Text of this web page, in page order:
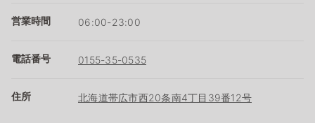
営業時間 06:00-23:00
電話番号 0155-35-0535
住所 北海道帯広市西20条南4丁目39番12号